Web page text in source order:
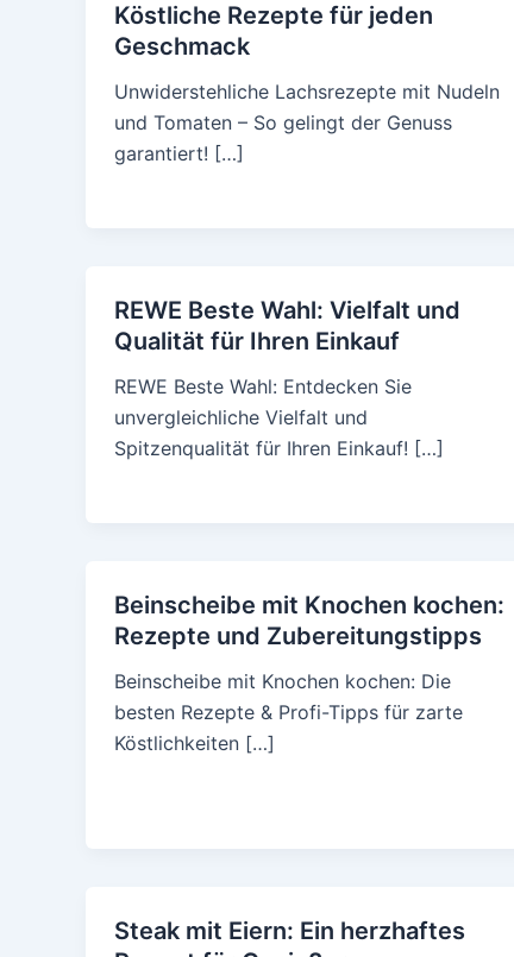
Köstliche Rezepte für jeden
Geschmack
Unwiderstehliche Lachsrezepte mit Nudeln
und Tomaten – So gelingt der Genuss
garantiert! […]
REWE Beste Wahl: Vielfalt und
Qualität für Ihren Einkauf
REWE Beste Wahl: Entdecken Sie
unvergleichliche Vielfalt und
Spitzenqualität für Ihren Einkauf! […]
Beinscheibe mit Knochen kochen:
Rezepte und Zubereitungstipps
Beinscheibe mit Knochen kochen: Die
besten Rezepte & Profi-Tipps für zarte
Köstlichkeiten […]
Steak mit Eiern: Ein herzhaftes